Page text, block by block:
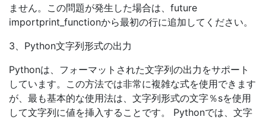
ません。この問題が発生した場合は、future
importprint_functionから最初の行に追加してください。
3、Python文字列形式の出力
Pythonは、フォーマットされた文字列の出力をサポート
しています。この方法では非常に複雑な式を使用できます
が、最も基本的な使用法は、文字列形式の文字％sを使用
して文字列に値を挿入することです。 Pythonでは、文字